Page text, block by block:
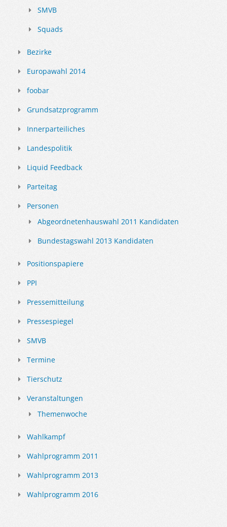
SMVB
Squads
Bezirke
Europawahl 2014
foobar
Grundsatzprogramm
Innerparteiliches
Landespolitik
Liquid Feedback
Parteitag
Personen
Abgeordnetenhauswahl 2011 Kandidaten
Bundestagswahl 2013 Kandidaten
Positionspapiere
PPI
Pressemitteilung
Pressespiegel
SMVB
Termine
Tierschutz
Veranstaltungen
Themenwoche
Wahlkampf
Wahlprogramm 2011
Wahlprogramm 2013
Wahlprogramm 2016